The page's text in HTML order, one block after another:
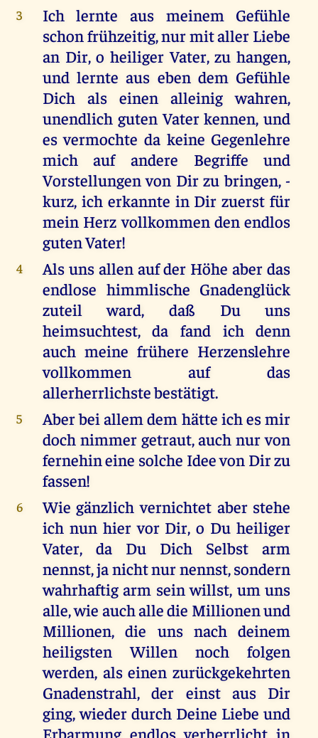
3
Ich lernte aus meinem Gefühle
schon frühzeitig, nur mit aller Liebe
an Dir, o heiliger Vater, zu hangen,
und lernte aus eben dem Gefühle
Dich als einen alleinig wahren,
unendlich guten Vater kennen, und
es vermochte da keine Gegenlehre
mich auf andere Begriffe und
Vorstellungen von Dir zu bringen, -
kurz, ich erkannte in Dir zuerst für
mein Herz vollkommen den endlos
guten Vater!
4
Als uns allen auf der Höhe aber das
endlose himmlische Gnadenglück
zuteil ward, daß Du uns
heimsuchtest, da fand ich denn
auch meine frühere Herzenslehre
vollkommen auf das
allerherrlichste bestätigt.
5
Aber bei allem dem hätte ich es mir
doch nimmer getraut, auch nur von
fernehin eine solche Idee von Dir zu
fassen!
6
Wie gänzlich vernichtet aber stehe
ich nun hier vor Dir, o Du heiliger
Vater, da Du Dich Selbst arm
nennst, ja nicht nur nennst, sondern
wahrhaftig arm sein willst, um uns
alle, wie auch alle die Millionen und
Millionen, die uns nach deinem
heiligsten Willen noch folgen
werden, als einen zurückgekehrten
Gnadenstrahl, der einst aus Dir
ging, wieder durch Deine Liebe und
Erbarmung endlos verherrlicht in